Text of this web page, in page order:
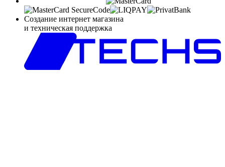
Создание интернет магазина
и техническая поддержка